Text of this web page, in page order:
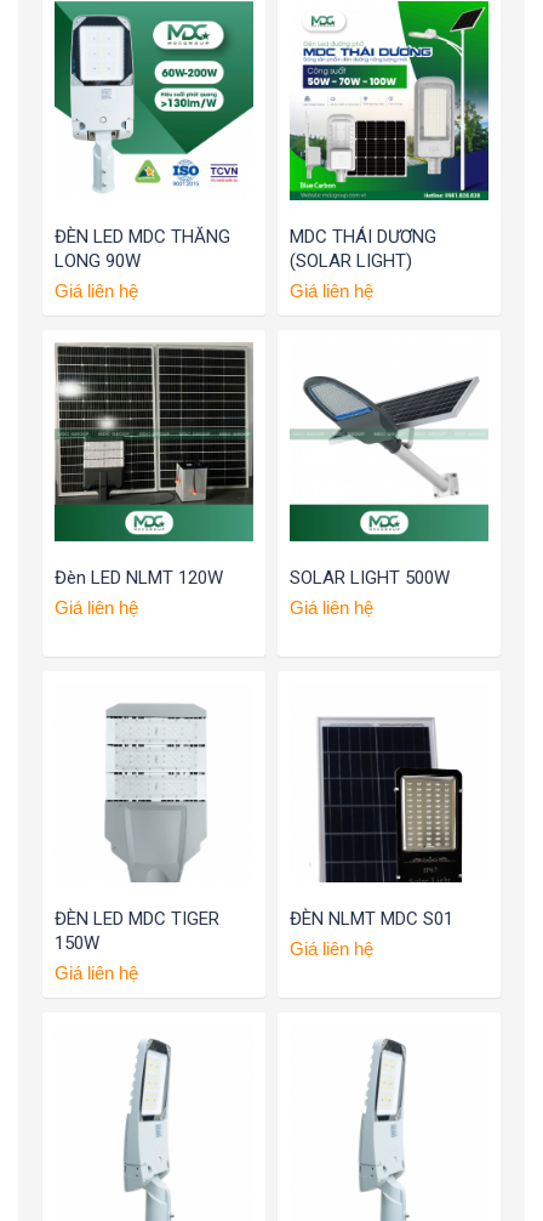
ĐÈN LED MDC THĂNG
LONG 90W
Giá liên hệ
MDC THÁI DƯƠNG
(SOLAR LIGHT)
Giá liên hệ
Đèn LED NLMT 120W
Giá liên hệ
SOLAR LIGHT 500W
Giá liên hệ
ĐÈN LED MDC TIGER
150W
Giá liên hệ
ĐÈN NLMT MDC S01
Giá liên hệ